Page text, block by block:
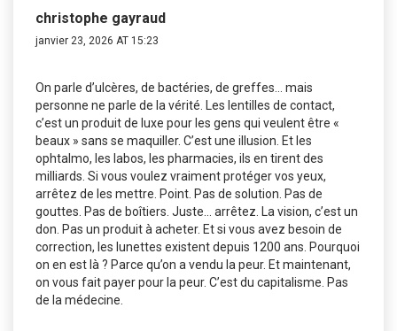
christophe gayraud
janvier 23, 2026 AT 15:23
On parle d’ulcères, de bactéries, de greffes… mais
personne ne parle de la vérité. Les lentilles de contact,
c’est un produit de luxe pour les gens qui veulent être «
beaux » sans se maquiller. C’est une illusion. Et les
ophtalmo, les labos, les pharmacies, ils en tirent des
milliards. Si vous voulez vraiment protéger vos yeux,
arrêtez de les mettre. Point. Pas de solution. Pas de
gouttes. Pas de boîtiers. Juste… arrêtez. La vision, c’est un
don. Pas un produit à acheter. Et si vous avez besoin de
correction, les lunettes existent depuis 1200 ans. Pourquoi
on en est là ? Parce qu’on a vendu la peur. Et maintenant,
on vous fait payer pour la peur. C’est du capitalisme. Pas
de la médecine.